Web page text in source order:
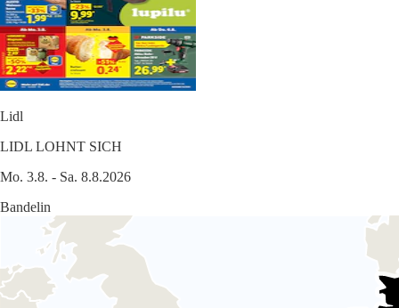
Lidl
LIDL LOHNT SICH
Mo. 3.8. - Sa. 8.8.2026
Bandelin